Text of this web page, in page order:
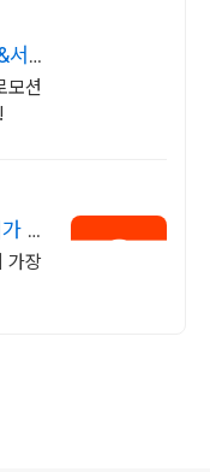
서
모션
보
가장